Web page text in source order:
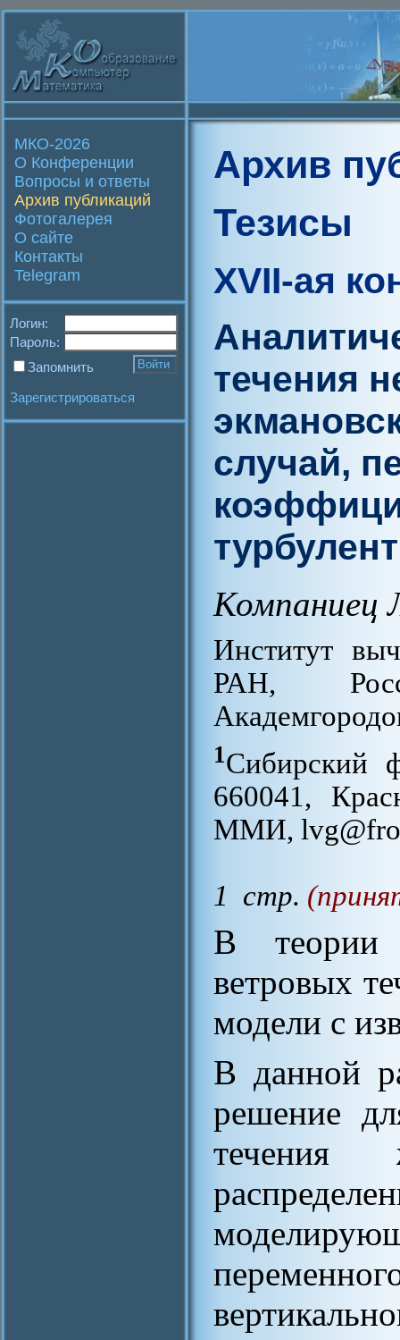
МКО-2026
О Конференции
Вопросы и ответы
Архив публикаций
Фотогалерея
О сайте
Контакты
Telegram
Логин:
Пароль:
Запомнить
Зарегистрироваться
Архив
Тезисы
XVII-ая
течения
случай,
Компаниец
Институт
РАН,
1Сибирский
660041,
ММИ,
1 стр.
В теории
ветровых
модели с
В данной
решение
течения